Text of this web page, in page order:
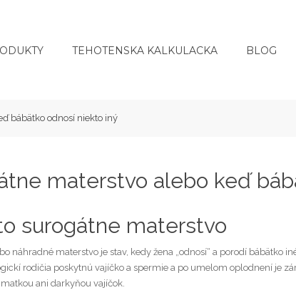
TEHOTENSKA KALKULACKA BLOG
bábätko odnosí niekto iný
materstvo alebo keď
surogátne materstvo
náhradné materstvo je stav, kedy žena „odnosí“ a porodí bábätko
rodičia poskytnú vajíčko a spermie a po umelom oplodnení je
ani darkyňou vajíčok.